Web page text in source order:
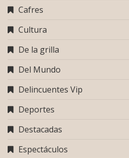
Cafres
Cultura
De la grilla
Del Mundo
Delincuentes Vip
Deportes
Destacadas
Espectáculos